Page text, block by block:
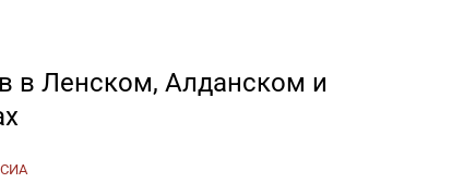
в Ленском, Алданском и